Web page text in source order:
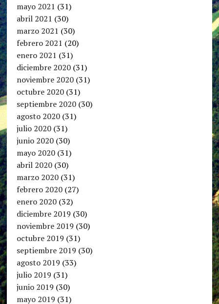
mayo 2021 (31)
abril 2021 (30)
marzo 2021 (30)
febrero 2021 (20)
enero 2021 (31)
diciembre 2020(31)
noviembre 2020(31)
octubre 2020(31)
septiembre 2020(30)
agosto 2020(31)
julio 2020(31)
junio 2020(30)
mayo 2020(31)
abril 2020(30)
marzo 2020(31)
febrero 2020(27)
enero 2020(32)
diciembre 2019 (30)
noviembre 2019 (30)
octubre 2019 (31)
septiembre 2019 (30)
agosto 2019 (33)
julio 2019 (31)
junio 2019 (30)
mayo 2019 (31)